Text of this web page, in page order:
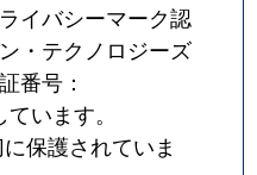
イバシーマーク認
・テクノロジーズ
番号：
います。
保護されていま